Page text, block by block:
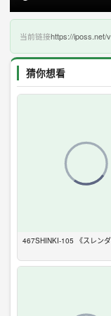
当前链接https://iposs.net/
猜你想看
467SHINKI-105 《スレン